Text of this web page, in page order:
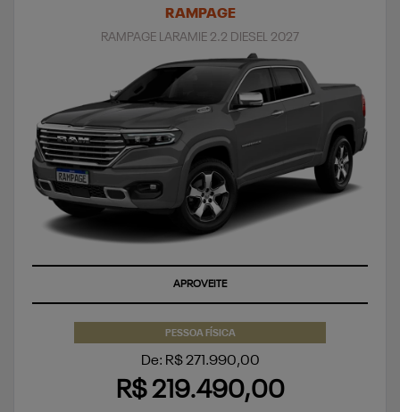
RAMPAGE
RAMPAGE LARAMIE 2.2 DIESEL 2027
APROVEITE
PESSOA FÍSICA
De: R$ 271.990,00
R$ 219.490,00